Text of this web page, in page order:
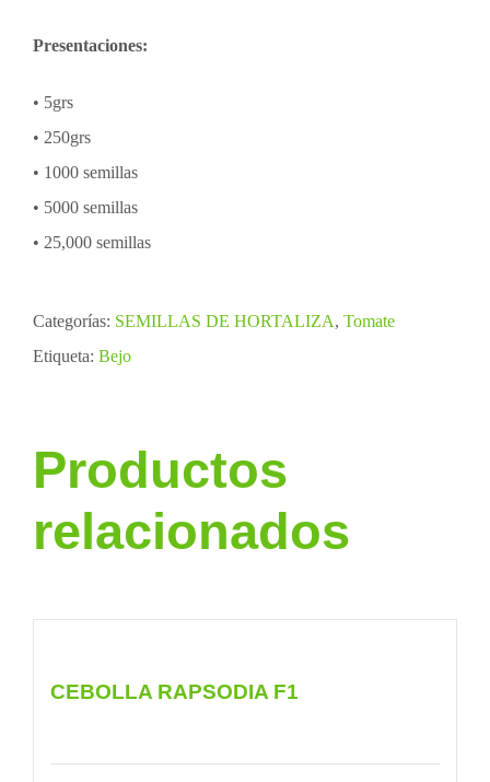
Presentaciones:
• 5grs
• 250grs
• 1000 semillas
• 5000 semillas
• 25,000 semillas
Categorías: SEMILLAS DE HORTALIZA, Tomate
Etiqueta: Bejo
Productos
relacionados
CEBOLLA RAPSODIA F1